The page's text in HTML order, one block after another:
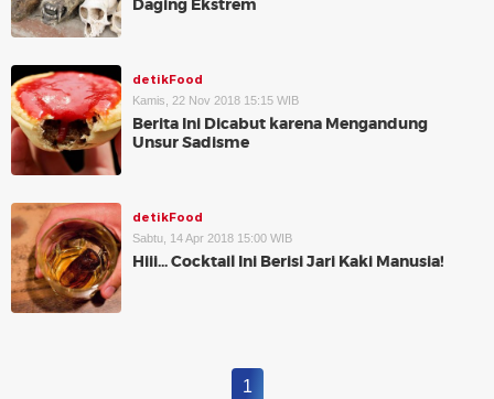
Daging Ekstrem
detikFood
Kamis, 22 Nov 2018 15:15 WIB
Berita Ini Dicabut karena Mengandung
Unsur Sadisme
detikFood
Sabtu, 14 Apr 2018 15:00 WIB
Hiii... Cocktail Ini Berisi Jari Kaki Manusia!
1